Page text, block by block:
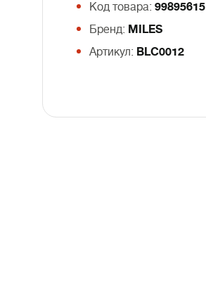
Код товара: 99895615
Бренд: MILES
Артикул: BLC0012